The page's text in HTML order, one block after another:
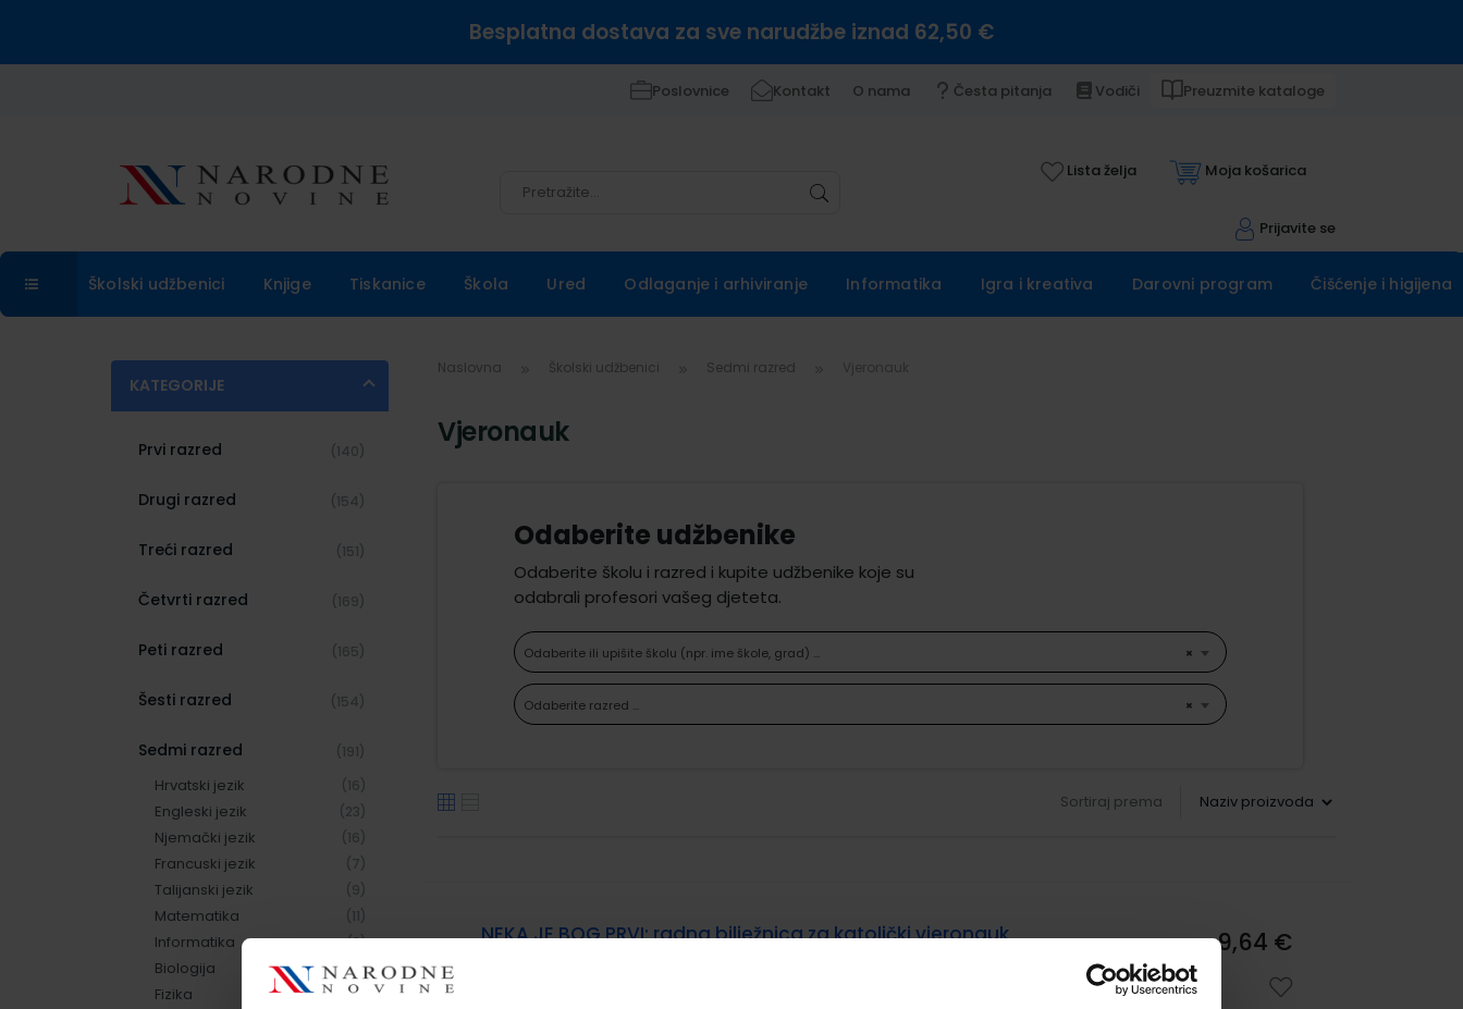
Besplatna dostava za sve narudžbe iznad 62,50 €
Poslovnice Kontakt O nama Česta pitanja Vodiči Preuzmite kataloge
Lista želja Moja košarica
Prijavite se
Školski udžbenici Knjige Tiskanice Škola Ured Odlaganje i arhiviranje Informatika Igra i kreativa Darovni program Čišćenje i higijena
KATEGORIJE
Prvi razred (140)
Drugi razred (154)
Treći razred (151)
Četvrti razred (169)
Peti razred (165)
Šesti razred (154)
Sedmi razred (191)
Hrvatski jezik (16)
Engleski jezik (23)
Njemački jezik (16)
Francuski jezik (7)
Talijanski jezik (9)
Matematika (11)
Informatika (8)
Biologija (8)
Fizika (15)
Naslovna Školski udžbenici Sedmi razred
Vjeronauk
Odaberite udžbenike
Odaberite školu i razred i kupite udžbenike koje su
odabrali profesori vašeg djeteta.
×
Odaberite ili upišite školu (npr. ime škole, grad) ...
×
Odaberite razred ...
Sortiraj prema
NEKA JE BOG PRVI; radna bilježnica za katolički vjeronauk
9,64 €